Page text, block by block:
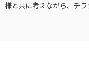
様と共に考えながら、チラ